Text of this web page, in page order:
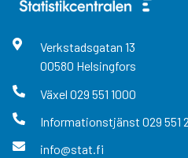
Verkstadsgatan 13
00580 Helsingfors
Växel 029 551 1000
Informationstjänst 029 551
info@stat.fi